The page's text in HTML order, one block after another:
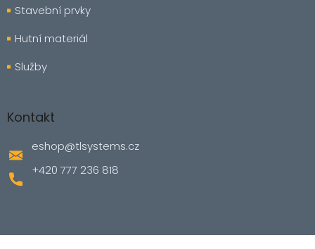
Stavební prvky
Hutní materiál
Služby
Kontakt
eshop@tlsystems.cz
+420 777 236 818